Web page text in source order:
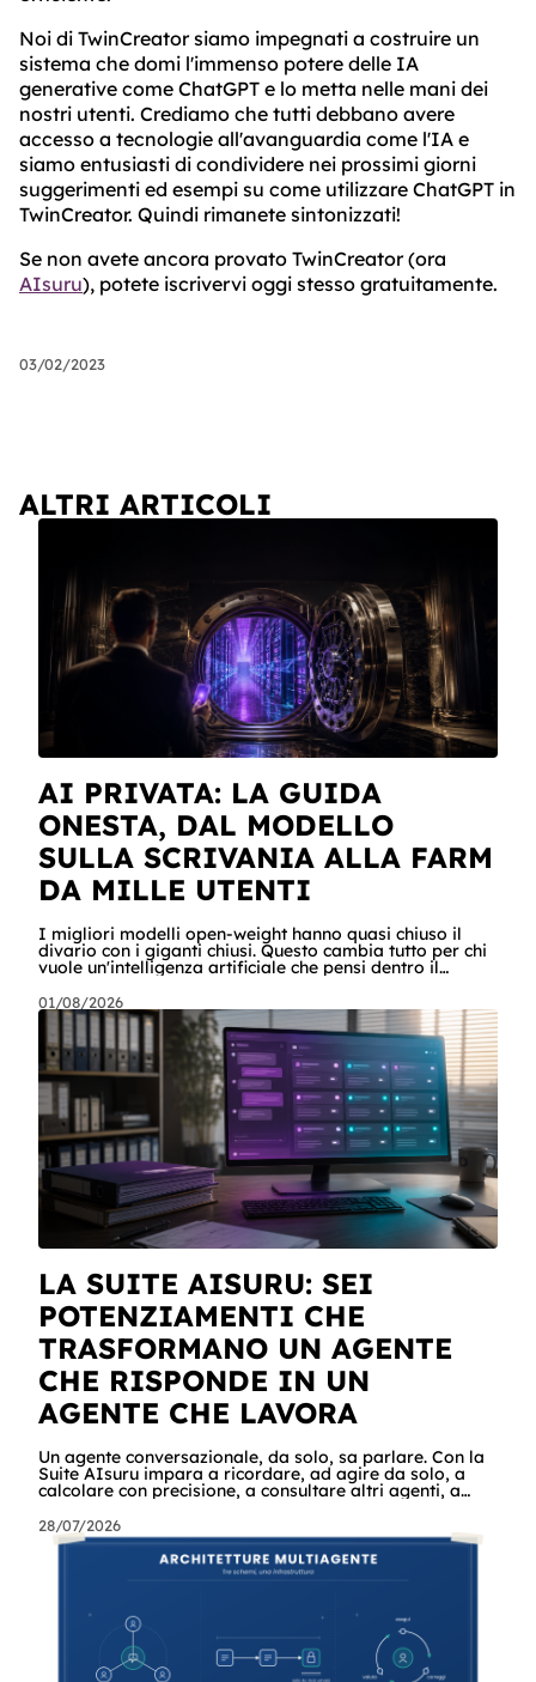
Noi di TwinCreator siamo impegnati a costruire un
sistema che domi l'immenso potere delle IA
generative come ChatGPT e lo metta nelle mani dei
nostri utenti. Crediamo che tutti debbano avere
accesso a tecnologie all'avanguardia come l'IA e
siamo entusiasti di condividere nei prossimi giorni
suggerimenti ed esempi su come utilizzare ChatGPT in
TwinCreator. Quindi rimanete sintonizzati!
Se non avete ancora provato TwinCreator (ora
AIsuru), potete iscrivervi oggi stesso gratuitamente.
03/02/2023
ALTRI ARTICOLI
AI PRIVATA: LA GUIDA
ONESTA, DAL MODELLO
SULLA SCRIVANIA ALLA FARM
DA MILLE UTENTI
I migliori modelli open-weight hanno quasi chiuso il
divario con i giganti chiusi. Questo cambia tutto per chi
vuole un'intelligenza artificiale che pensi dentro il
chiunque abbia dati che non possono uscire. Ma la
narrazione racconta i benchmark e tace su due cose:
quanto costa davvero, gradino per gradino, e cosa
serve perché un modello in casa sia sovranità e non un
far west privato. Questa guida racconta entrambe, con
esempi per ogni tagli
01/08/2026
LA SUITE AISURU: SEI
POTENZIAMENTI CHE
TRASFORMANO UN AGENTE
CHE RISPONDE IN UN
AGENTE CHE LAVORA
Un agente conversazionale, da solo, sa parlare. Con la
Suite AIsuru impara a ricordare, ad agire da solo, a
calcolare con precisione, a consultare altri agenti, a
applicazione conversando. Questo articolo racconta
tutti e sei i connettori originali della Suite, con i casi
reali che girano già in produzione e gli scenari in cui
potreste usarli domani mattina. Cominciamo dalle
28/07/2026